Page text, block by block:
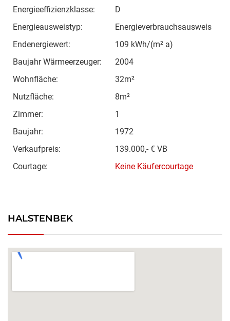
Energieeffizienzklasse:
D
Energieausweistyp:
Energieverbrauchsausweis
Endenergiewert:
109 kWh/(m² a)
Baujahr Wärmeerzeuger:
2004
Wohnfläche:
32m²
Nutzfläche:
8m²
Zimmer:
1
Baujahr:
1972
Verkaufpreis:
139.000,- € VB
Courtage:
Keine Käufercourtage
HALSTENBEK